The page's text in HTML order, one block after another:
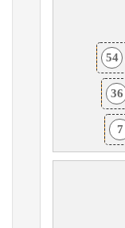
54
36
7